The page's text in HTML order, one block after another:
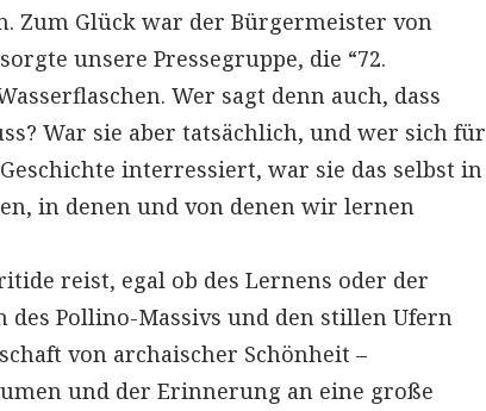
Zum Glück war der Bürgermeister von
unsere Pressegruppe, die “72.
Wer sagt denn auch, dass
War sie aber tatsächlich, und wer sich für
interressiert, war sie das selbst in
in denen und von denen wir lernen
reist, egal ob des Lernens oder der
Pollino-Massivs und den stillen Ufern
von archaischer Schönheit –
und der Erinnerung an eine große